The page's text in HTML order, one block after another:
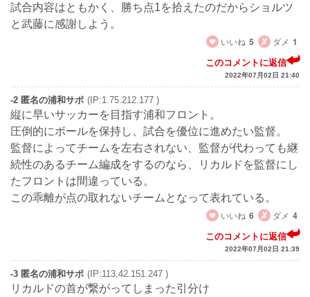
試合内容はともかく、勝ち点1を拾えたのだからショルツ
と武藤に感謝しよう。
いいね 5 ダメ 1
このコメントに返信
2022年07月02日 21:40
-2 匿名の浦和サポ (IP:1.75.212.177 )
縦に早いサッカーを目指す浦和フロント。
圧倒的にボールを保持し、試合を優位に進めたい監督。
監督によってチームを左右されない、監督が代わっても継
続性のあるチーム編成をするのなら、リカルドを監督にし
たフロントは間違っている。
この乖離が点の取れないチームとなって表れている。
いいね 6 ダメ 4
このコメントに返信
2022年07月02日 21:39
-3 匿名の浦和サポ (IP:113.42.151.247 )
リカルドの首が繋がってしまった引分け